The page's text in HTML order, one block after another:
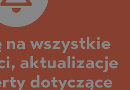
na wszystkie
aktualizacje
dotyczące